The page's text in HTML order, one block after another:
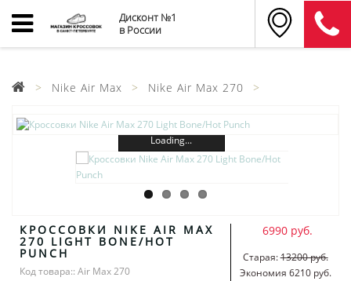
Дисконт №1
в России
Nike Air Max Nike Air Max 270
Loading...
КРОССОВКИ NIKE AIR MAX
270 LIGHT BONE/HOT
PUNCH
Код товара:: Air Max 270
6990 руб.
Старая:13200 руб.
Экономия 6210 руб.